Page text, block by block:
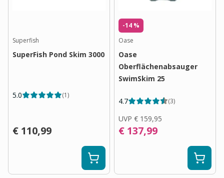
Superfish
SuperFish Pond Skim 3000
5.0 (1)
€ 110,99
-14 %
Oase
Oase
Oberflächenabsauger
SwimSkim 25
4.7 (3)
UVP € 159,95
€ 137,99